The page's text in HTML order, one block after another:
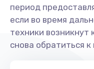
период
если во время
техники
снова обратиться